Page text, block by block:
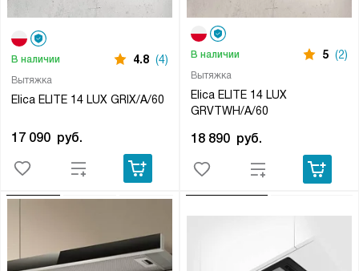
Вытяжка
Elica ELITE 14 LUX GRIX/A/60
В наличии 4.8 (4)
17 090 руб.
Вытяжка
Elica ELITE 14 LUX
GRVTWH/A/60
В наличии 5 (2)
18 890 руб.